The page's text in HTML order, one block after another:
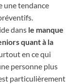
une tendance
dans le manque
quant à la
en ce qui
personne plus
particulièrement